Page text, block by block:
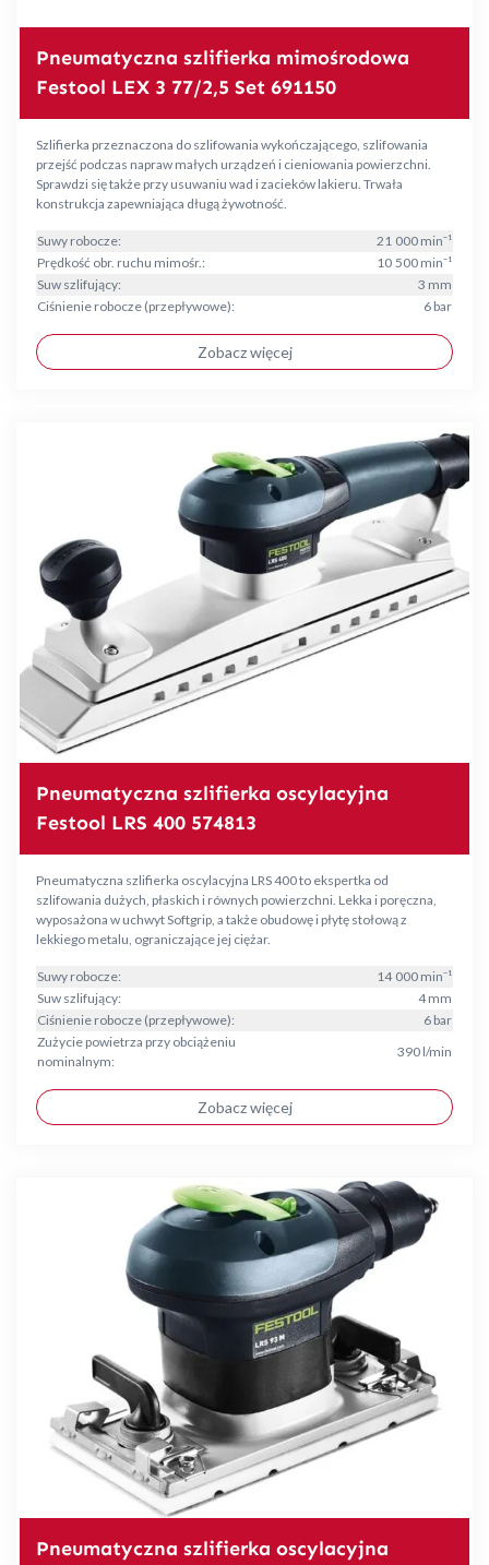
Pneumatyczna szlifierka mimośrodowa
Festool LEX 3 77/2,5 Set 691150
Szlifierka przeznaczona do szlifowania wykończającego, szlifowania
przejść podczas napraw małych urządzeń i cieniowania powierzchni.
Sprawdzi się także przy usuwaniu wad i zacieków lakieru. Trwała
konstrukcja zapewniająca długą żywotność.
Suwy robocze:
21 000 min⁻¹
Prędkość obr. ruchu mimośr.:
10 500 min⁻¹
Suw szlifujący:
3 mm
Ciśnienie robocze (przepływowe):
6 bar
Zobacz więcej
Pneumatyczna szlifierka oscylacyjna
Festool LRS 400 574813
Pneumatyczna szlifierka oscylacyjna LRS 400 to ekspertka od
szlifowania dużych, płaskich i równych powierzchni. Lekka i poręczna,
wyposażona w uchwyt Softgrip, a także obudowę i płytę stołową z
lekkiego metalu, ograniczające jej ciężar.
Suwy robocze:
14 000 min⁻¹
Suw szlifujący:
4 mm
Ciśnienie robocze (przepływowe):
6 bar
Zużycie powietrza przy obciążeniu
nominalnym:
390 l/min
Zobacz więcej
Pneumatyczna szlifierka oscylacyjna